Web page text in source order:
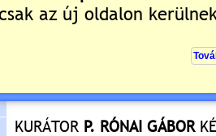
KÖSZÖNTŐT MOND FÜLE
KULTURÁLIS, OKTATÁSI ÉS
KURÁTOR P. RÓNAI GÁBOR